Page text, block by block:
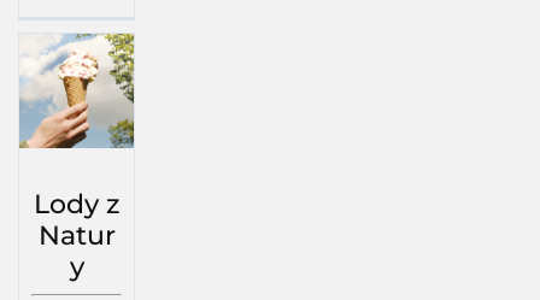
Lody z
Natur
y